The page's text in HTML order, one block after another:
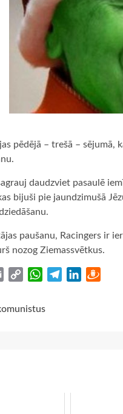
pēdējā – trešā –
daudzviet pasaulē
bijuši pie jaundzimušā
paušanu, Racingers ir
nozog Ziemassvētkus.
Email
Copy
WhatsApp
TelegramLinkedIn